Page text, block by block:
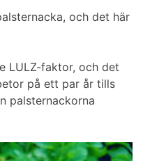
och det här
LULZ-faktor, och det
på ett par år tills
palsternackorna